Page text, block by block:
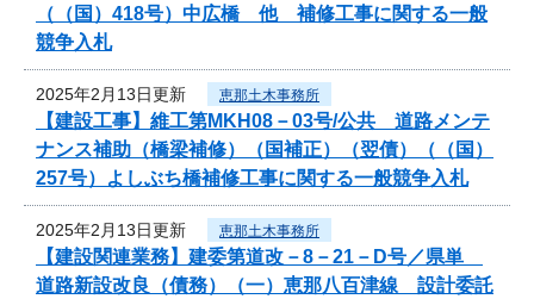
（（国）418号）中広橋 他 補修工事に関する一般
競争入札
2025年2月13日更新 恵那土木事務所
【建設工事】維工第MKH08－03号/公共 道路メンテ
ナンス補助（橋梁補修）（国補正）（翌債）（（国）
257号）よしぶち橋補修工事に関する一般競争入札
2025年2月13日更新 恵那土木事務所
【建設関連業務】建委第道改－8－21－D号／県単
道路新設改良（債務）（一）恵那八百津線 設計委託